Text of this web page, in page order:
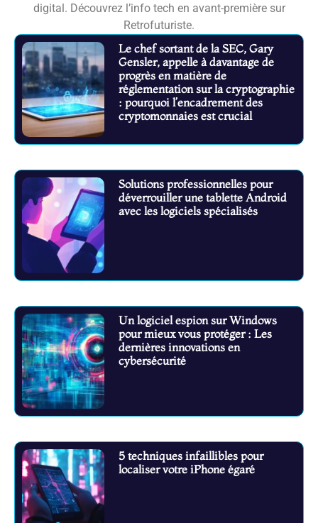
digital. Découvrez l’info tech en avant-première sur
Retrofuturiste.
Le chef sortant de la SEC, Gary
Gensler, appelle à davantage de
progrès en matière de
réglementation sur la cryptographie
: pourquoi l’encadrement des
cryptomonnaies est crucial
Solutions professionnelles pour
déverrouiller une tablette Android
avec les logiciels spécialisés
Un logiciel espion sur Windows
pour mieux vous protéger : Les
dernières innovations en
cybersécurité
5 techniques infaillibles pour
localiser votre iPhone égaré